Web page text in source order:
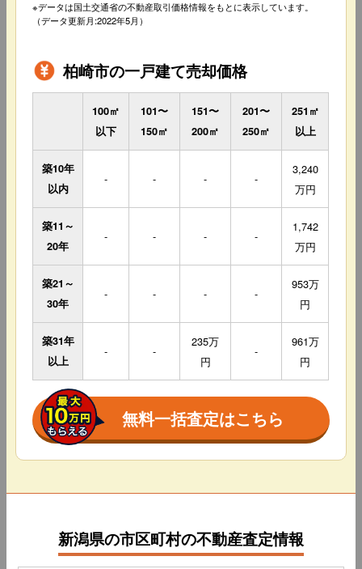
※データは国土交通省の不動産取引価格情報をもとに表示しています。
（データ更新月:2022年5月）
柏崎市の一戸建て売却価格
100㎡
以下
101〜
150㎡
151〜
200㎡
201〜
250㎡
251㎡
以上
築10年
以内
- - - -
3,240
万円
築11～
20年
- - - -
1,742
万円
築21～
30年
- - - -
953万
円
築31年
以上
- -
235万
円
-
961万
円
無料一括査定はこちら
新潟県の市区町村の不動産査定情報